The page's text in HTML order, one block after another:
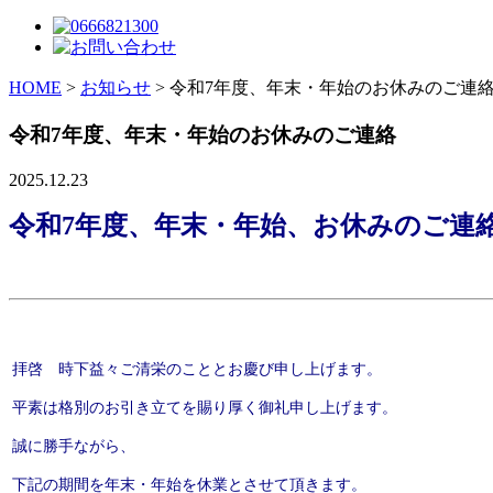
HOME > お知らせ > 令和7年度、年末・年始のお休みのご連
令和7年度、年末・年始のお休みのご連絡
2025.12.23
令和7年度、年末・年始、お休みのご連
拝啓 時下益々ご清栄のこととお慶び申し上げます。
平素は格別のお引き立てを賜り厚く御礼申し上げます。
誠に勝手ながら、
下記の期間を年末・年始を休業とさせて頂きます。